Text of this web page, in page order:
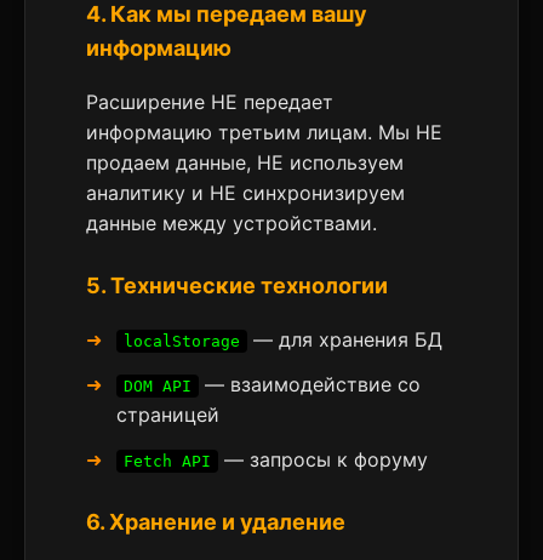
4. Как мы передаем вашу
информацию
Расширение НЕ передает
информацию третьим лицам. Мы НЕ
продаем данные, НЕ используем
аналитику и НЕ синхронизируем
данные между устройствами.
5. Технические технологии
localStorage — для хранения БД
DOM API
— взаимодействие со
страницей
Fetch API — запросы к форуму
6. Хранение и удаление